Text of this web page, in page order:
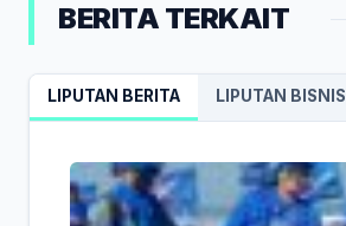
BERITA TERKAIT
LIPUTAN BERITA LIPUTAN BISNIS